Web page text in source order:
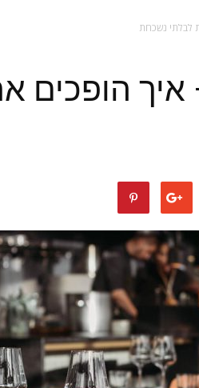
לבלתי נשכחת
איך הופכים